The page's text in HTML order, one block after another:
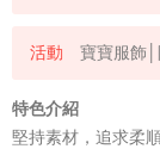
寶寶服飾
特色介紹
堅持素材，追求柔